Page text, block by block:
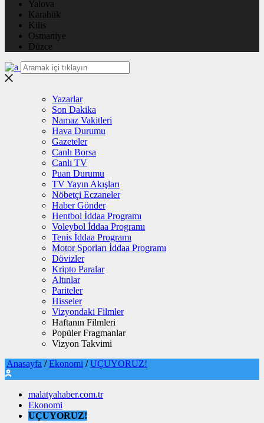
Yalova
Karabük
Kilis
Osmaniye
Düzce
Yazarlar
Son Dakika
Namaz Vakitleri
Hava Durumu
Gazeteler
Canlı Borsa
Canlı TV
Puan Durumu
TV Yayın Akışları
Nöbetçi Eczaneler
Haber Gönder
Hentbol İddaa Programı
Voleybol İddaa Programı
Tenis İddaa Programı
Motor Sporları İddaa Programı
Dövizler
Kripto Paralar
Altınlar
Pariteler
Hisseler
Vizyondaki Filmler
Haftanın Filmleri
Popüler Fragmanlar
Vizyon Takvimi
Anasayfa / Ekonomi / UÇUYORUZ!
malatyahaber.com.tr
Ekonomi
UÇUYORUZ!